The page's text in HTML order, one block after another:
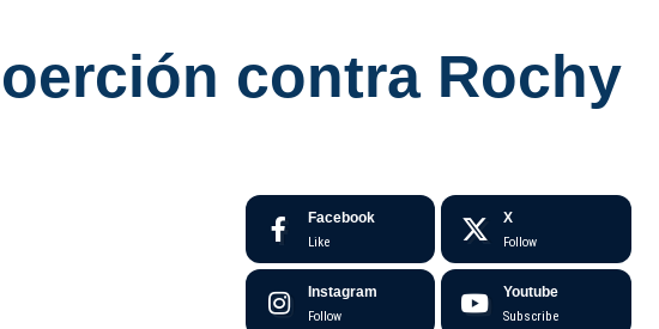
contra Rochy
Facebook
Like
X
Follow
Instagram
Follow
Youtube
Subscribe